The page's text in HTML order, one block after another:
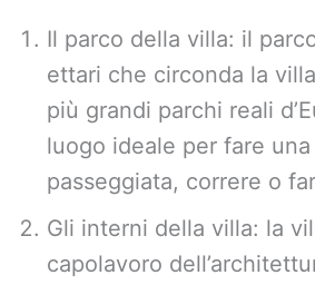
Il parco della villa: il
ettari che circonda la
più grandi parchi reali
luogo ideale per fare una
passeggiata, correre o
Gli interni della villa: la
capolavoro